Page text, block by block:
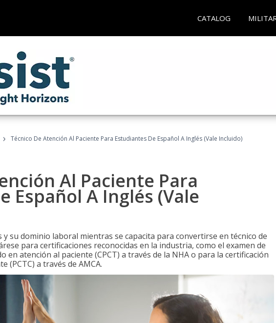
CATALOG
› Técnico De Atención Al Paciente Para Estudiantes De Español A Inglés (Vale Incluido)
Al Paciente Para
Español A Inglés (Vale
su dominio laboral mientras se capacita para convertirse en técnico de
para certificaciones reconocidas en la industria, como el examen de
en atención al paciente (CPCT) a través de la NHA o para la certificación
(PCTC) a través de AMCA.